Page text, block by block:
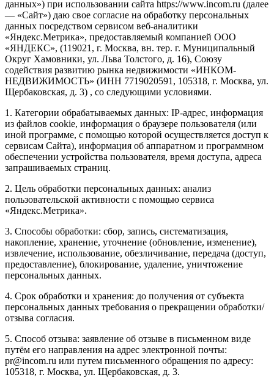
данных») при использовании сайта https://www.incom.ru (далее
— «Сайт») даю свое согласие на обработку персональных
данных посредством сервисом веб-аналитики
«Яндекс.Метрика», предоставляемый компанией ООО
«ЯНДЕКС», (119021, г. Москва, вн. тер. г. Муниципальный
Округ Хамовники, ул. Льва Толстого, д. 16), Союзу
содействия развитию рынка недвижимости «ИНКОМ-
НЕДВИЖИМОСТЬ» (ИНН 7719020591, 105318, г. Москва, ул.
Щербаковская, д. 3) , со следующими условиями.
1. Категории обрабатываемых данных: IP-адрес, информация
из файлов cookie, информация о браузере пользователя (или
иной программе, с помощью которой осуществляется доступ к
сервисам Сайта), информация об аппаратном и программном
обеспечении устройства пользователя, время доступа, адреса
запрашиваемых страниц.
2. Цель обработки персональных данных: анализ
пользовательской активности с помощью сервиса
«Яндекс.Метрика».
3. Способы обработки: сбор, запись, систематизация,
накопление, хранение, уточнение (обновление, изменение),
извлечение, использование, обезличивание, передача (доступ,
предоставление), блокирование, удаление, уничтожение
персональных данных.
4. Срок обработки и хранения: до получения от субъекта
персональных данных требования о прекращении обработки/
отзыва согласия.
5. Способ отзыва: заявление об отзыве в письменном виде
путём его направления на адрес электронной почты:
pr@incom.ru или путем письменного обращения по адресу:
105318, г. Москва, ул. Щербаковская, д. 3.